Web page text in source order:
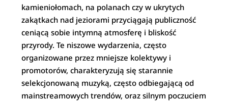
kamieniołomach, na polanach czy w ukrytych
zakątkach nad jeziorami przyciągają publiczność
ceniącą sobie intymną atmosferę i bliskość
przyrody. Te niszowe wydarzenia, często
organizowane przez mniejsze kolektywy i
promotorów, charakteryzują się starannie
selekcjonowaną muzyką, często odbiegającą od
mainstreamowych trendów, oraz silnym poczuciem